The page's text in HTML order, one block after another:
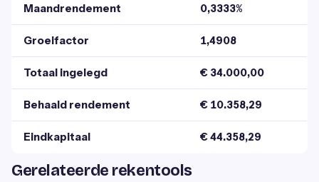
Maandrendement 0,3333%
Groeifactor 1,4908
Totaal ingelegd € 34.000,00
Behaald rendement € 10.358,29
Eindkapitaal € 44.358,29
Gerelateerde rekentools